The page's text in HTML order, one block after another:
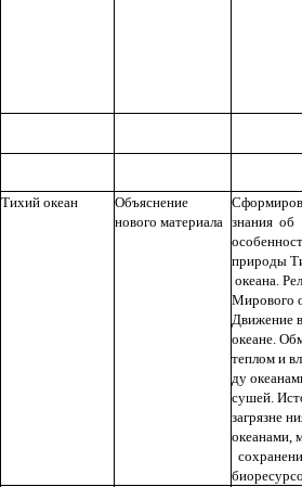
Тихий океан
Объяснение
нового материала знания об
природы
океана.
Мирового
Движение
океане.
теплом и
ду
сушей.
загрязне
океанами,